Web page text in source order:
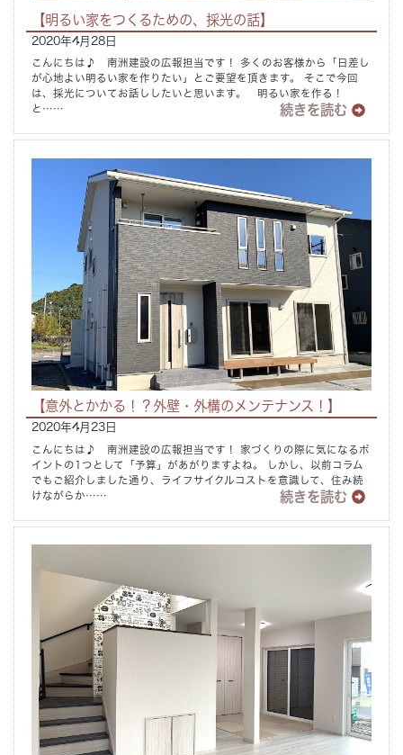
【明るい家をつくるための、採光の話】
2020年4月28日
こんにちは♪ 南洲建設の広報担当です！ 多くのお客様から「日差し
が心地よい明るい家を作りたい」とご要望を頂きます。 そこで今回
は、採光についてお話ししたいと思います。 明るい家を作る！
と……
続きを読む
【意外とかかる！？外壁・外構のメンテナンス！】
2020年4月23日
こんにちは♪ 南洲建設の広報担当です！ 家づくりの際に気になるポ
イントの1つとして「予算」があがりますよね。 しかし、以前コラム
でもご紹介しました通り、ライフサイクルコストを意識して、住み続
けながらか……
続きを読む